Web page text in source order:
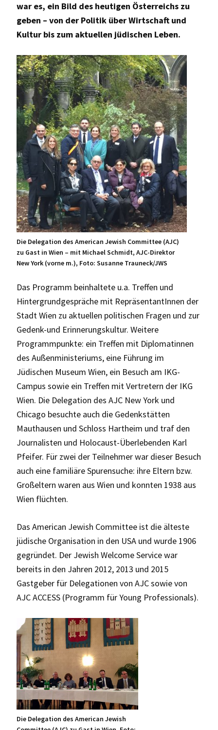
war es, ein Bild des heutigen Österreichs zu
geben – von der Politik über Wirtschaft und
Kultur bis zum aktuellen jüdischen Leben.
Die Delegation des American Jewish Committee (AJC)
zu Gast in Wien – mit Michael Schmidt, AJC-Direktor
New York (vorne m.), Foto: Susanne Trauneck/JWS
Das Programm beinhaltete u.a. Treffen und
Hintergrundgespräche mit RepräsentantInnen der
Stadt Wien zu aktuellen politischen Fragen und zur
Gedenk-und Erinnerungskultur. Weitere
Programmpunkte: ein Treffen mit Diplomatinnen
des Außenministeriums, eine Führung im
Jüdischen Museum Wien, ein Besuch am IKG-
Campus sowie ein Treffen mit Vertretern der IKG
Wien. Die Delegation des AJC New York und
Chicago besuchte auch die Gedenkstätten
Mauthausen und Schloss Hartheim und traf den
Journalisten und Holocaust-Überlebenden Karl
Pfeifer. Für zwei der Teilnehmer war dieser Besuch
auch eine familiäre Spurensuche: ihre Eltern bzw.
Großeltern waren aus Wien und konnten 1938 aus
Wien flüchten.
Das American Jewish Committee ist die älteste
jüdische Organisation in den USA und wurde 1906
gegründet. Der Jewish Welcome Service war
bereits in den Jahren 2012, 2013 und 2015
Gastgeber für Delegationen von AJC sowie von
AJC ACCESS (Programm für Young Professionals).
Die Delegation des American Jewish